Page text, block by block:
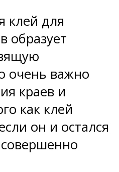
клей для
образует
очень важно
краев и
как клей
он и остался